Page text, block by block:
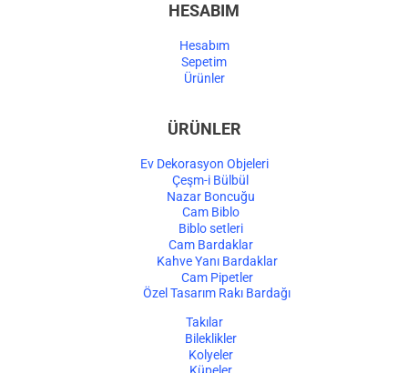
HESABIM
Hesabım
Sepetim
Ürünler
ÜRÜNLER
Ev Dekorasyon Objeleri
Çeşm-i Bülbül
Nazar Boncuğu
Cam Biblo
Biblo setleri
Cam Bardaklar
Kahve Yanı Bardaklar
Cam Pipetler
Özel Tasarım Rakı Bardağı
Takılar
Bileklikler
Kolyeler